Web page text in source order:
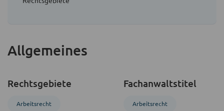
Allgemeines
Rechtsgebiete
Arbeitsrecht
Fachanwaltstitel
Arbeitsrecht